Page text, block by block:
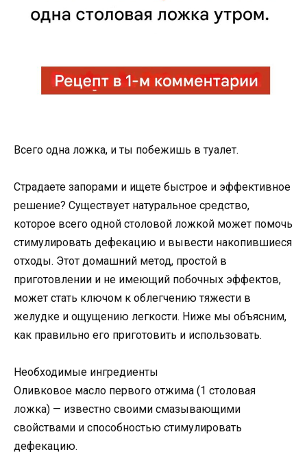
Всего одна ложка, и ты побежишь в туалет.
Страдаете запорами и ищете быстрое и эффективное
решение? Существует натуральное средство,
которое всего одной столовой ложкой может помочь
стимулировать дефекацию и вывести накопившиеся
отходы. Этот домашний метод, простой в
приготовлении и не имеющий побочных эффектов,
может стать ключом к облегчению тяжести в
желудке и ощущению легкости. Ниже мы объясним,
как правильно его приготовить и использовать.
Необходимые ингредиенты
Оливковое масло первого отжима (1 столовая
ложка) — известно своими смазывающими
свойствами и способностью стимулировать
дефекацию.